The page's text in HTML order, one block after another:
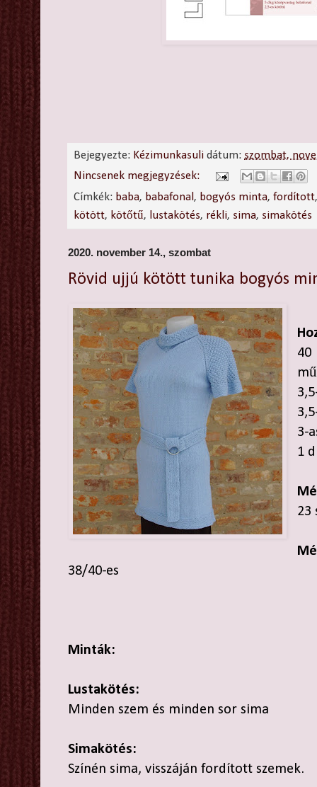
Bejegyezte: Kézimunkasuli dátum: szombat,
Nincsenek megjegyzések:
Címkék: baba, babafonal , bogyós minta,fordított
kötött, kötőtű, lustakötés, rékli, sima, simakötés
2020. november 14., szombat
Rövid ujjú kötött tunika bogyós
3-
1
23
38/40-es
Minták:
Lustakötés:
Minden szem és minden sor sima
Simakötés:
Színén sima, visszáján fordított szemek.